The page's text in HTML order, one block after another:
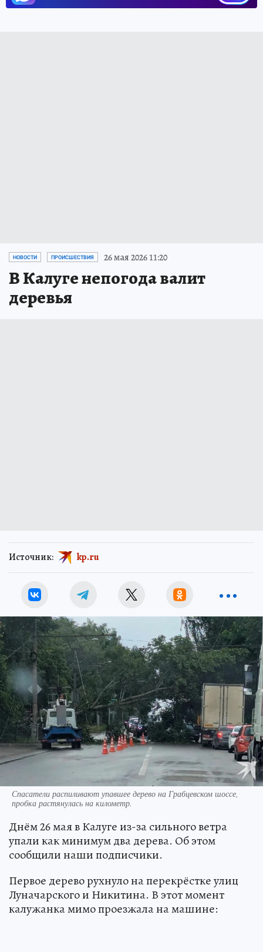
НОВОСТИ ПРОИСШЕСТВИЯ 26 мая 2026 11:20
В Калуге непогода валит
деревья
Источник: kp.ru
Спасатели распиливают упавшее дерево на Грабцевском шоссе,
пробка растянулась на километр.
Днём 26 мая в Калуге из-за сильного ветра
упали как минимум два дерева. Об этом
сообщили наши подписчики.
Первое дерево рухнуло на перекрёстке улиц
Луначарского и Никитина. В этот момент
калужанка мимо проезжала на машине: